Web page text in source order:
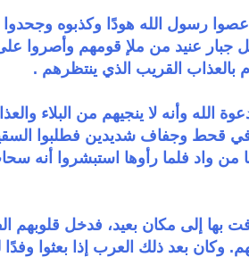
رسول الله هودًا وكذبوه وجحدوا
عنيد من ملإ قومهم وأصروا على
بالعذاب القريب الذي ينتظرهم .
وأنه لا ينجيهم من البلاء
في قحط وجفاف شديدين فطلبوا
واد فلما رأوها استبشروا أنه
بها إلى مكان بعيد، فدخل قلوبهم
وكان بعد ذلك العرب إذا بعثوا وفدًا